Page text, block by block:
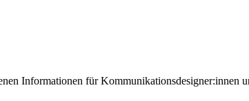
Informationen für Kommunikationsdesigner:innen